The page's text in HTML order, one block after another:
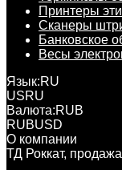
Принтеры
Сканеры
Банковское
Весы
Язык:RU
USRU
Валюта:RUB
RUBUSD
О компании
ТД Роккат,